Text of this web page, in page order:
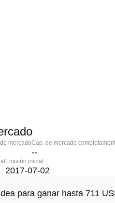
mercadoCap. de mercado
--
Emisión inicial
2017-07-02
para ganar hasta 711